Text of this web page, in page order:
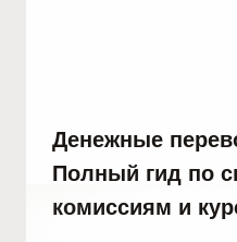
Денежные
Полный гид по
комиссиям и